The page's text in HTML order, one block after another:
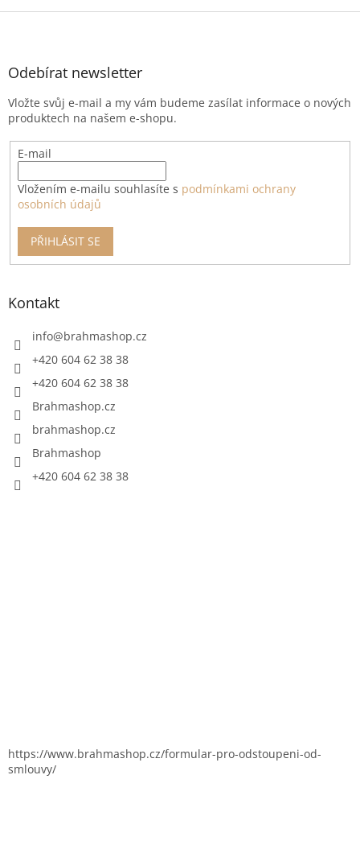
Z
Odebírat newsletter
Vložte svůj e-mail a my vám budeme zasílat informace o nových
produktech na našem e-shopu.
E-mail
Vložením e-mailu souhlasíte s podmínkami ochrany
osobních údajů
PŘIHLÁSIT SE
Kontakt
info@brahmashop.cz
+420 604 62 38 38
+420 604 62 38 38
Brahmashop.cz
brahmashop.cz
Brahmashop
+420 604 62 38 38
https://www.brahmashop.cz/formular-pro-odstoupeni-od-
smlouvy/